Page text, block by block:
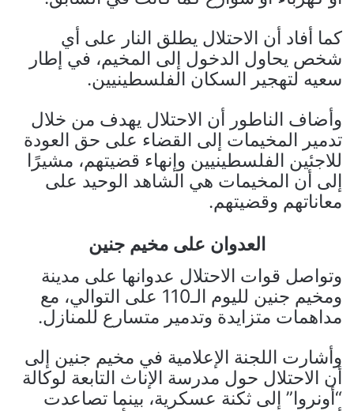
كما أفاد أن الاحتلال يطلق النار على أي
شخص يحاول الدخول إلى المخيم، في إطار
سعيه لتهجير السكان الفلسطينيين.
وأضاف الناطور أن الاحتلال يهدف من خلال
تدمير المخيمات إلى القضاء على حق العودة
للاجئين الفلسطينيين وإنهاء قضيتهم، مشيرًا
إلى أن المخيمات هي الشاهد الوحيد على
معاناتهم وقضيتهم.
العدوان على مخيم جنين
وتواصل قوات الاحتلال عدوانها على مدينة
ومخيم جنين لليوم الـ110 على التوالي، مع
مداهمات متزايدة وتدمير متسارع للمنازل.
وأشارت اللجنة الإعلامية في مخيم جنين إلى
أن الاحتلال حول مدرسة الإناث التابعة لوكالة
“أونروا” إلى ثكنة عسكرية، بينما تصاعدت